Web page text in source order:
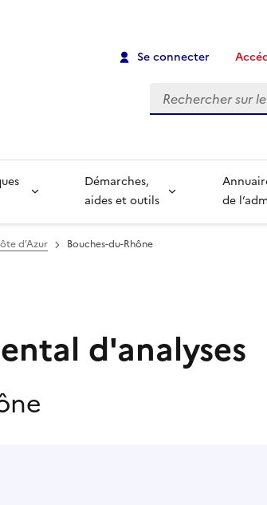
Se connecter
Recherche
Démarches,
aides et outils
de
d'Azur Bouches-du-Rhône
d'analyses